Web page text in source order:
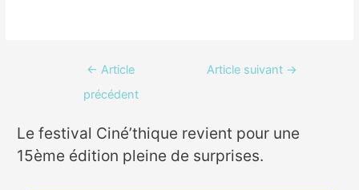
← Article
précédent
Article suivant →
Le festival Ciné’thique revient pour une
15ème édition pleine de surprises.